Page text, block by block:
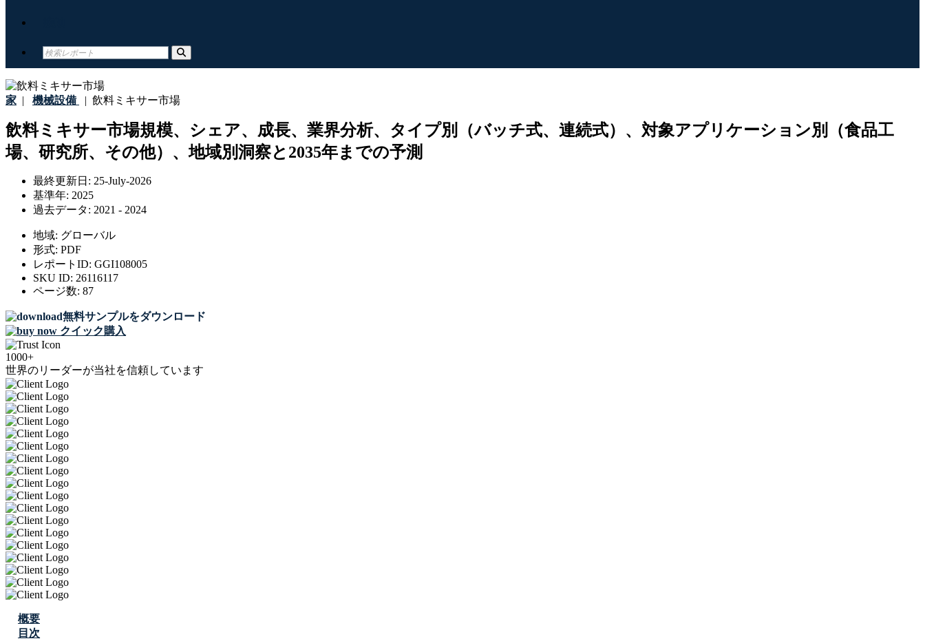
家 | 機械設備 | 飲料ミキサー市場
飲料ミキサー市場規模、シェア、成長、業界分析、タイプ別（バッチ式、連続式）、対象アプリケーション別（食品工
場、研究所、その他）、地域別洞察と2035年までの予測
最終更新日: 25-July-2026
基準年: 2025
過去データ: 2021 - 2024
地域: グローバル
形式: PDF
レポートID: GGI108005
SKU ID: 26116117
ページ数: 87
無料サンプルをダウンロード
クイック購入
1000+
世界のリーダーが当社を信頼しています
概要
目次